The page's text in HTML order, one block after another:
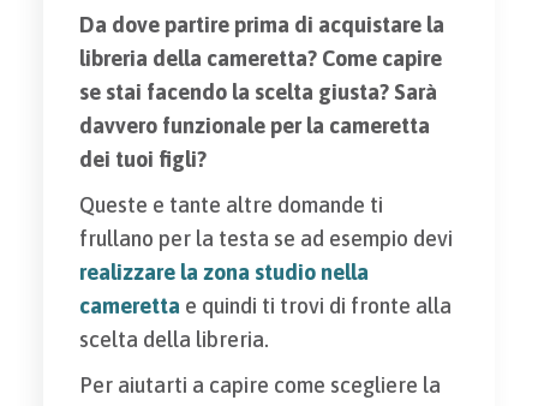
Da dove partire prima di acquistare la
libreria della cameretta? Come capire
se stai facendo la scelta giusta? Sarà
davvero funzionale per la cameretta
dei tuoi figli?
Queste e tante altre domande ti
frullano per la testa se ad esempio devi
realizzare la zona studio nella
cameretta e quindi ti trovi di fronte alla
scelta della libreria.
Per aiutarti a capire come scegliere la